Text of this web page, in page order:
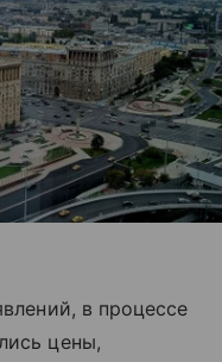
в процессе
цены,